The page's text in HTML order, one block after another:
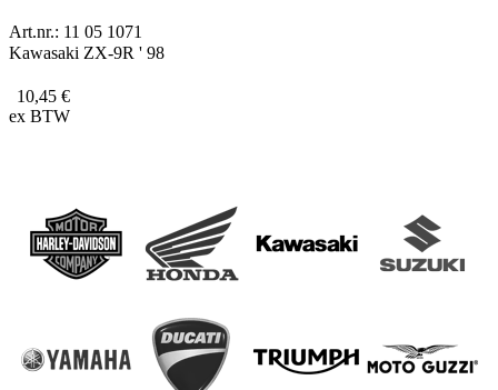
Art.nr.: 11 05 1071
Kawasaki ZX-9R ' 98
10,45 €
ex BTW